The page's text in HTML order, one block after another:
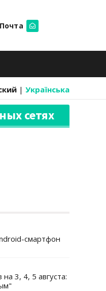
Почта
| Українська
сетях
смартфон
3, 4, 5 августа: